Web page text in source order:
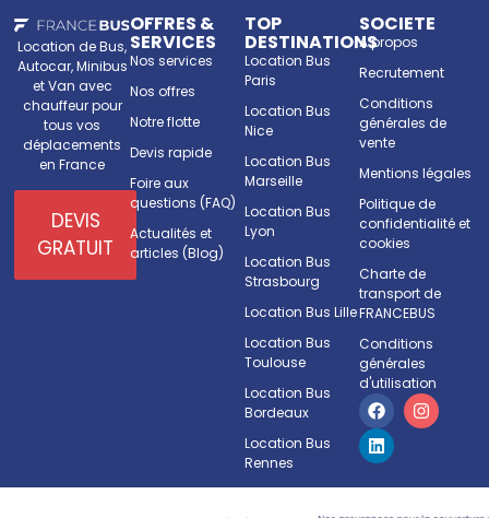
Location de Bus,
Autocar, Minibus
et Van avec
chauffeur pour
tous vos
déplacements
en France
DEVIS
GRATUIT
OFFRES &
SERVICES
Nos services
Nos offres
Notre flotte
Devis rapide
Foire aux
questions (FAQ)
Actualités et
articles (Blog)
TOP
DESTINATIONS
Location Bus
Paris
Location Bus
Nice
Location Bus
Marseille
Location Bus
Lyon
Location Bus
Strasbourg
Location Bus Lille
Location Bus
Toulouse
Location Bus
Bordeaux
Location Bus
Rennes
SOCIETE
A propos
Recrutement
Conditions
générales de
vente
Mentions légales
Politique de
confidentialité et
cookies
Charte de
transport de
FRANCEBUS
Conditions
générales
d'utilisation